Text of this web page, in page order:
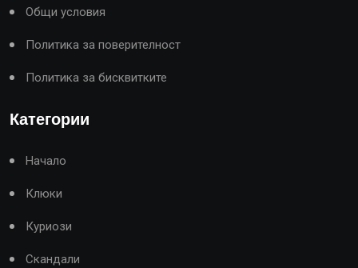
Общи условия
Политика за поверителност
Политика за бисквитките
Категории
Начало
Клюки
Куриози
Скандали